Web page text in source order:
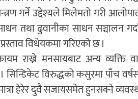
गर्ने उद्देश्यले मिलेमतो गरी
तथा ढुवानीका साधन सञ्चालन
विधेयकमा गरिएको छ ।
राख्ने मनसायबाट अन्य व्यक्ति
विरुद्धको कसुरमा पाँच
हेरेर दुवै सजायसमेत हुनसक्ने